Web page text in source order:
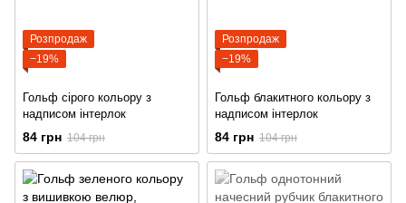
Розпродаж
−19%
Гольф сірого кольору з
надписом інтерлок
84 грн 104 грн
Розпродаж
−19%
Гольф блакитного кольору з
надписом інтерлок
84 грн 104 грн